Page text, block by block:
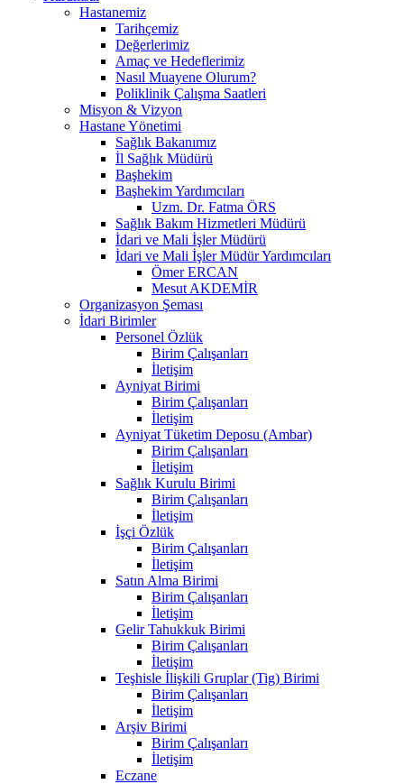
Hastanemiz
Tarihçemiz
Değerlerimiz
Amaç ve Hedeflerimiz
Nasıl Muayene Olurum?
Poliklinik Çalışma Saatleri
Misyon & Vizyon
Hastane Yönetimi
Sağlık Bakanımız
İl Sağlık Müdürü
Başhekim
Başhekim Yardımcıları
Uzm. Dr. Fatma ÖRS
Sağlık Bakım Hizmetleri Müdürü
İdari ve Mali İşler Müdürü
İdari ve Mali İşler Müdür Yardımcıları
Ömer ERCAN
Mesut AKDEMİR
Organizasyon Şeması
İdari Birimler
Personel Özlük
Birim Çalışanları
İletişim
Ayniyat Birimi
Birim Çalışanları
İletişim
Ayniyat Tüketim Deposu (Ambar)
Birim Çalışanları
İletişim
Sağlık Kurulu Birimi
Birim Çalışanları
İletişim
İşçi Özlük
Birim Çalışanları
İletişim
Satın Alma Birimi
Birim Çalışanları
İletişim
Gelir Tahukkuk Birimi
Birim Çalışanları
İletişim
Teşhisle İlişkili Gruplar (Tig) Birimi
Birim Çalışanları
İletişim
Arşiv Birimi
Birim Çalışanları
İletişim
Eczane